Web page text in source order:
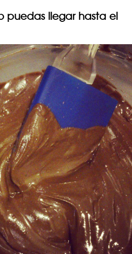
puedas llegar hasta el